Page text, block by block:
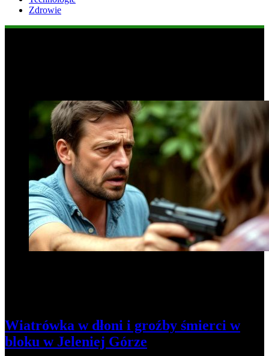
Zdrowie
Wiatrówka w dłoni i groźby śmierci w
bloku w Jeleniej Górze